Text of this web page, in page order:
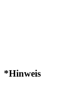
*Hinweis